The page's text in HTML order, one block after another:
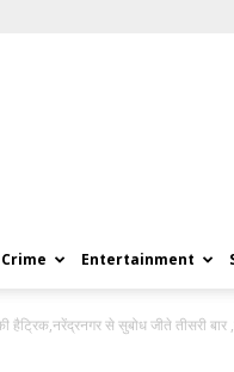
Crime Entertainment
हैट्रिक,नरेंद्रनगर से सुबोध जीते तीसरी